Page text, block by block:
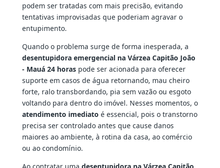
podem ser tratadas com mais precisão, evitando
tentativas improvisadas que poderiam agravar o
entupimento.
Quando o problema surge de forma inesperada, a
desentupidora emergencial na Várzea Capitão João
- Mauá 24 horaspode ser acionada para oferecer
suporte em casos de água retornando, mau cheiro
forte, ralo transbordando, pia sem vazão ou esgoto
voltando para dentro do imóvel. Nesses momentos, o
atendimento imediato é essencial, pois o transtorno
precisa ser controlado antes que cause danos
maiores ao ambiente, à rotina da casa, ao comércio
ou ao condomínio.